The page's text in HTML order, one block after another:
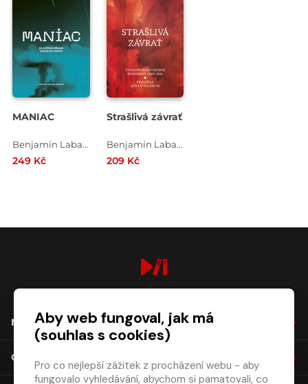
MANIAC
Benjamín Labatut
249 Kč
Strašlivá závrať
Benjamín Labatut
209 Kč
NÁKUP
O SPOLEČNOSTI
Aby web fungoval, jak má
(souhlas s cookies)
Pro co nejlepší zážitek z procházení webu - aby
fungovalo vyhledávání, abychom si pamatovali, co